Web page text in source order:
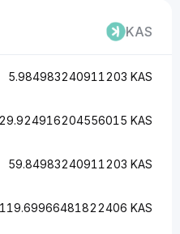
KAS
5.984983240911203 KAS
29.924916204556015 KAS
59.84983240911203 KAS
119.69966481822406 KAS